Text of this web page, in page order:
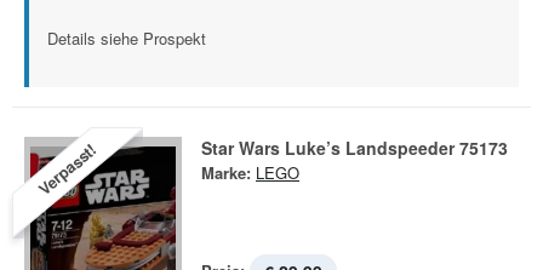
Details siehe Prospekt
Verpasst! Star Wars Luke’s Landspeeder 75173
Marke: LEGO